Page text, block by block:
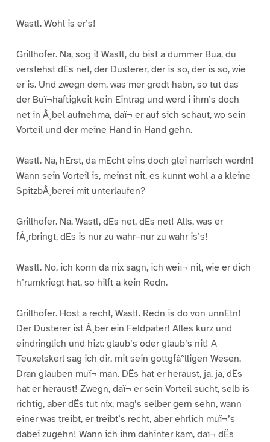
Wastl. Wohl is er’s!
Grillhofer. Na, sog i! Wastl, du bist a dummer Bua, du
verstehst dËs net, der Dusterer, der is so, der is so, wie
er is. Und zwegn dem, was mer gredt habn, so tut das
der Buï¬haftigkeit kein Eintrag und werd i ihm’s doch
net in Â¸bel aufnehma, daï¬ er auf sich schaut, wo sein
Vorteil und der meine Hand in Hand gehn.
Wastl. Na, hËrst, da mËcht eins doch glei narrisch werdn!
Wann sein Vorteil is, meinst nit, es kunnt wohl a a kleine
SpitzbÂ¸berei mit unterlaufen?
Grillhofer. Na, Wastl, dËs net, dËs net! Alls, was er
fÂ¸rbringt, dËs is nur zu wahr–nur zu wahr is’s!
Wastl. No, ich konn da nix sagn, ich weiï¬ nit, wie er dich
h’rumkriegt hat, so hilft a kein Redn.
Grillhofer. Host a recht, Wastl. Redn is do von unnËtn!
Der Dusterer ist Â¸ber ein Feldpater! Alles kurz und
eindringlich und hizt: glaub’s oder glaub’s nit! A
Teuxelskerl sag ich dir, mit sein gottgfâ°lligen Wesen.
Dran glauben muï¬ man. DËs hat er heraust, ja, ja, dËs
hat er heraust! Zwegn, daï¬ er sein Vorteil sucht, selb is
richtig, aber dËs tut nix, mag’s selber gern sehn, wann
einer was treibt, er treibt’s recht, aber ehrlich muï¬’s
dabei zugehn! Wann ich ihm dahinter kam, daï¬ dËs